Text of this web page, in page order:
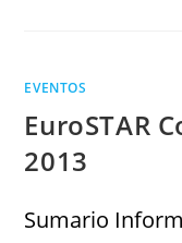
EVENTOS
EuroSTAR
2013
Sumario